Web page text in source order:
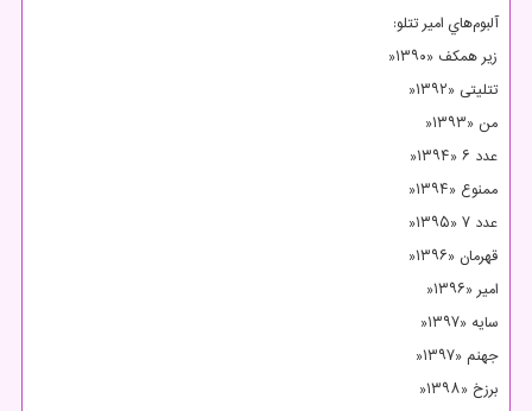
آلبوم‌هاي‌ امیر تتلو:
زیر همکف «۱۳۹۰
»
تتلیتی «۱۳۹۲
»
من «۱۳۹۳
»
عدد ۶ «۱۳۹۴
»
ممنوع «۱۳۹۴
»
عدد ۷ «۱۳۹۵
»
قهرمان «۱۳۹۶
»
امیر «۱۳۹۶
»
سایه «۱۳۹۷
»
جهنم «۱۳۹۷
»
برزخ «۱۳۹۸
»